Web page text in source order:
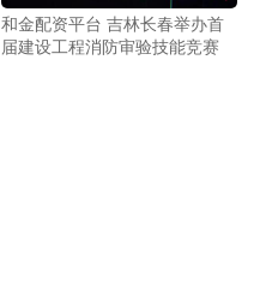
和金配资平台 吉林长春举办首
届建设工程消防审验技能竞赛